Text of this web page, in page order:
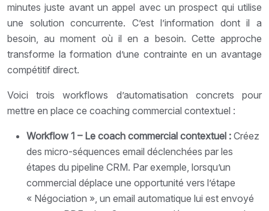
minutes juste avant un appel avec un prospect qui utilise
une solution concurrente. C’est l’information dont il a
besoin, au moment où il en a besoin. Cette approche
transforme la formation d’une contrainte en un avantage
compétitif direct.
Voici trois workflows d’automatisation concrets pour
mettre en place ce coaching commercial contextuel :
Workflow 1 – Le coach commercial contextuel : Créez
des micro-séquences email déclenchées par les
étapes du pipeline CRM. Par exemple, lorsqu’un
commercial déplace une opportunité vers l’étape
« Négociation », un email automatique lui est envoyé